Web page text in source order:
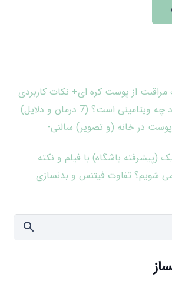
است؟ (7 درمان و دلایل)
پوست در خانه (و تصویر) سالنی-
شویم؟ تفاوت فیتنس و بدنسازی